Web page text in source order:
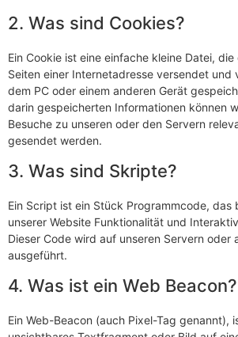
2. Was sind Cookies?
Ein Cookie ist eine einfache kleine Datei,
Seiten einer Internetadresse versendet und
dem PC oder einem anderen Gerät
darin gespeicherten Informationen können
Besuche zu unseren oder den Servern
gesendet werden.
3. Was sind Skripte?
Ein Script ist ein Stück Programmcode, das
unserer Website Funktionalität und
Dieser Code wird auf unseren Servern oder
ausgeführt.
4. Was ist ein Web Beacon?
Ein Web-Beacon (auch Pixel-Tag genannt),